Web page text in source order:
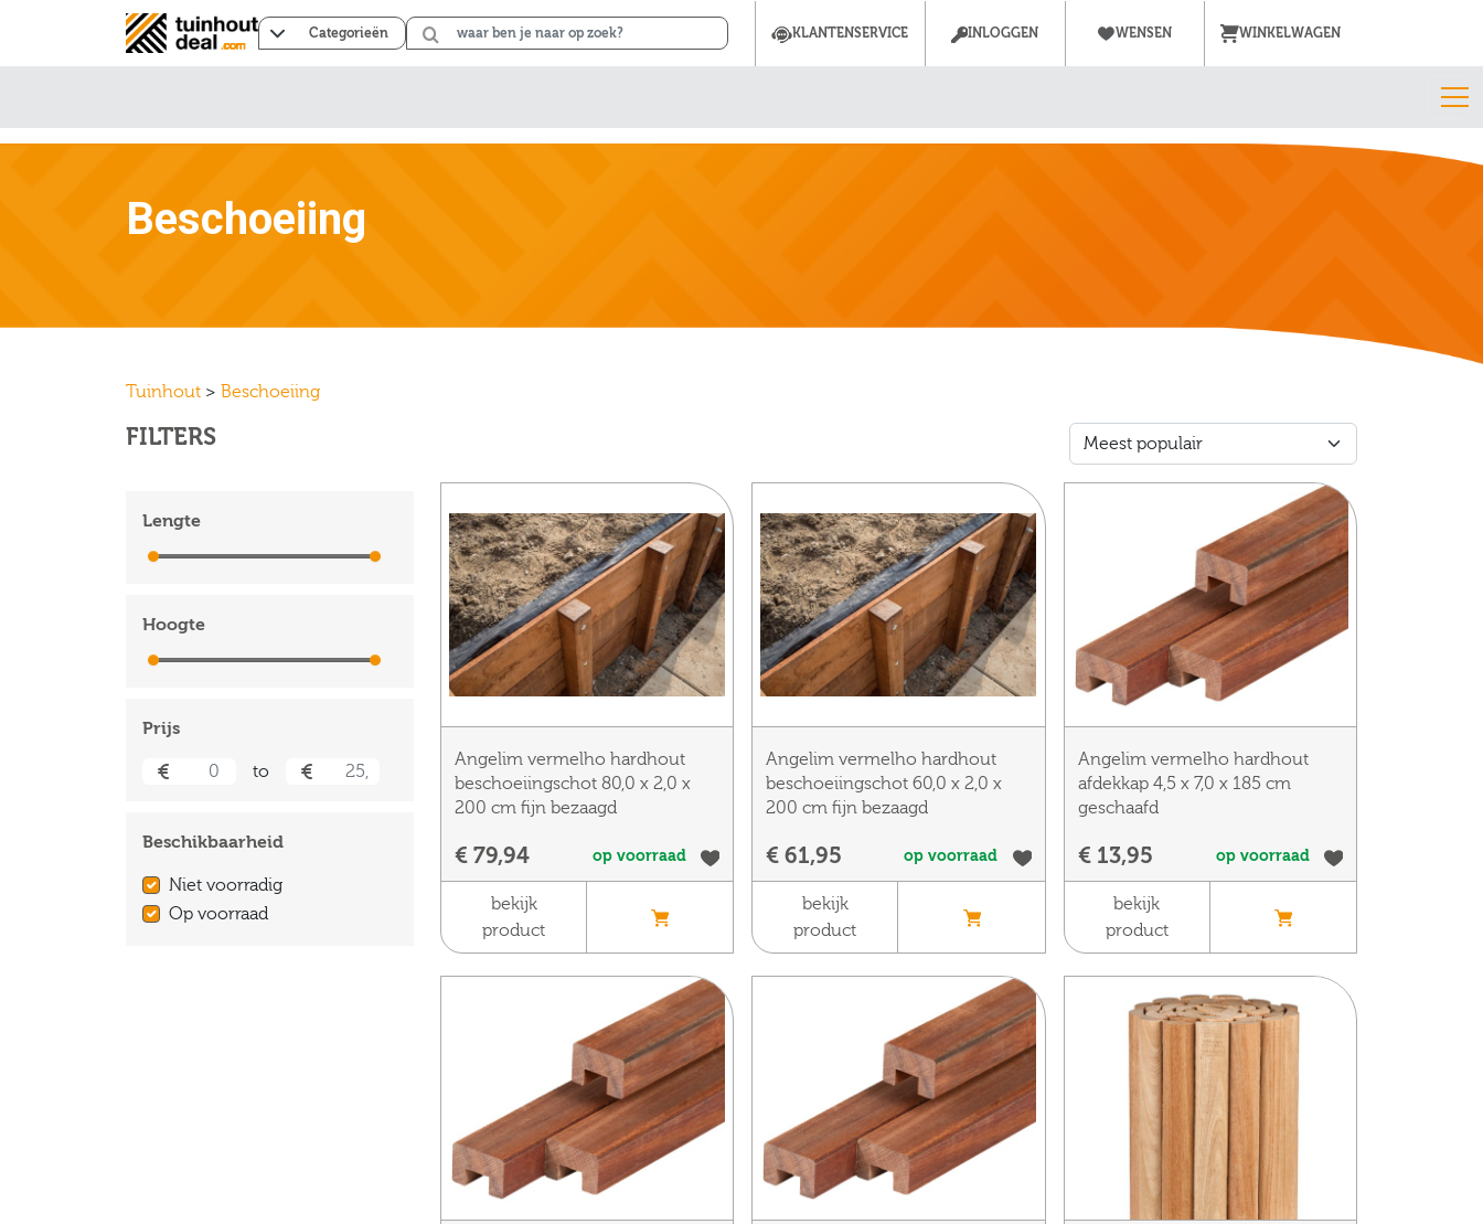
Categorieën KLANTENSERVICE INLOGGEN WENSEN WINKELWAGEN
Beschoeiing
Tuinhout > Beschoeiing
FILTERS
Lengte
Hoogte
Prijs
to
Beschikbaarheid
Niet voorradig
Op voorraad
Angelim vermelho hardhout
beschoeiingschot 80,0 x 2,0 x
200 cm fijn bezaagd
€ 79,94 op voorraad
bekijk
product
Angelim vermelho hardhout
beschoeiingschot 60,0 x 2,0 x
200 cm fijn bezaagd
€ 61,95 op voorraad
bekijk
product
Angelim vermelho hardhout
afdekkap 4,5 x 7,0 x 185 cm
geschaafd
€ 13,95 op voorraad
bekijk
product